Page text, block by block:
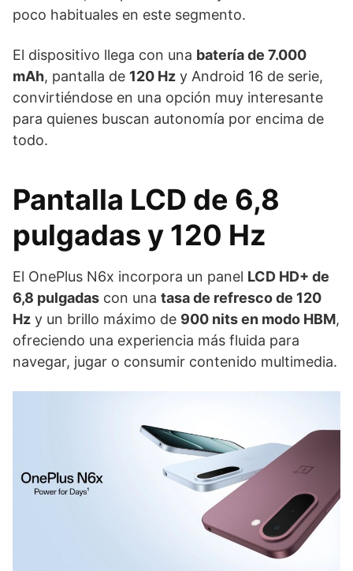
poco habituales en este segmento.
El dispositivo llega con una batería de 7.000
mAh, pantalla de 120 Hz y Android 16 de serie,
convirtiéndose en una opción muy interesante
para quienes buscan autonomía por encima de
todo.
Pantalla LCD de 6,8
pulgadas y 120 Hz
El OnePlus N6x incorpora un panel LCD HD+ de
6,8 pulgadas con una tasa de refresco de 120
Hz y un brillo máximo de 900 nits en modo HBM,
ofreciendo una experiencia más fluida para
navegar, jugar o consumir contenido multimedia.